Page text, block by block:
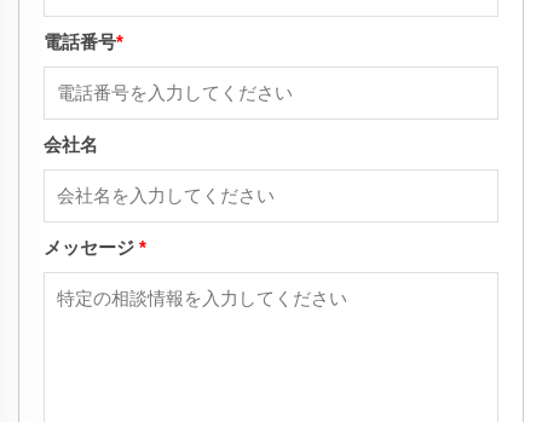
電話番号*
会社名
メッセージ *